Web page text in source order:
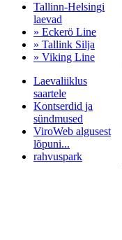
Tallinn-Helsingi
laevad
» Eckerö Line
» Tallink Silja
» Viking Line
Laevaliiklus
saartele
Kontserdid ja
sündmused
ViroWeb algusest
lõpuni...
rahvuspark